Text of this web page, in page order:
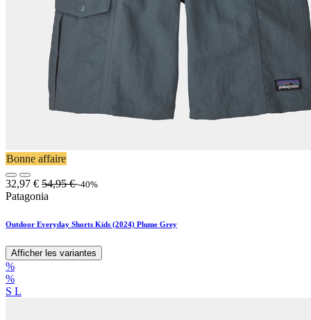
Bonne affaire
32,97 € 54,95€ -40%
Patagonia
Outdoor Everyday Shorts Kids (2024) Plume Grey
Afficher les variantes
%
%
S L